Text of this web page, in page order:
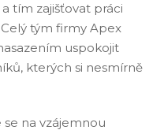
tím zajišťovat práci
tým firmy Apex
uspokojit
kterých si nesmírně
na vzájemnou